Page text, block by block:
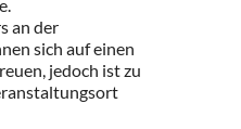
an der
sich auf einen
jedoch ist zu